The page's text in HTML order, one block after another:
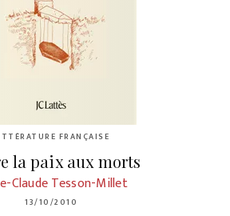
FRANÇAISE
la paix aux morts
Claude Tesson-Millet
13/10/2010